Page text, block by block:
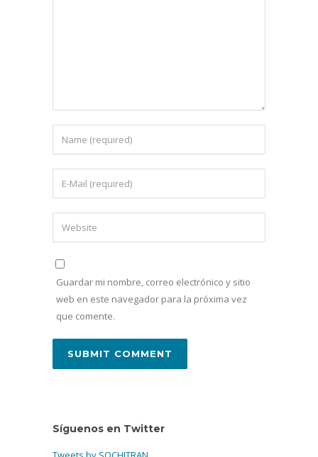
Guardar mi nombre, correo electrónico y sitio
web en este navegador para la próxima vez
que comente.
Síguenos en Twitter